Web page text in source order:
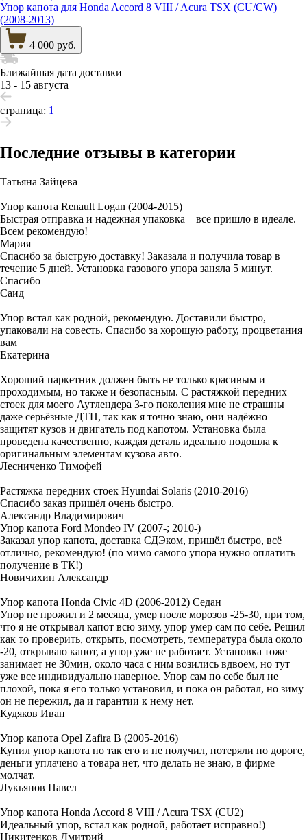
Упор капота для Honda Accord 8 VIII / Acura TSX (CU/CW)
(2008-2013)
4 000 руб.
Ближайшая дата доставки
13 - 15 августа
страница: 1
Последние отзывы в категории
Татьяна Зайцева
Упор капота Renault Logan (2004-2015)
Быстрая отправка и надежная упаковка – все пришло в идеале.
Всем рекомендую!
Мария
Спасибо за быструю доставку! Заказала и получила товар в
течение 5 дней. Установка газового упора заняла 5 минут.
Спасибо
Саид
Упор встал как родной, рекомендую. Доставили быстро,
упаковали на совесть. Спасибо за хорошую работу, процветания
вам
Екатерина
Хороший паркетник должен быть не только красивым и
проходимым, но также и безопасным. С растяжкой передних
стоек для моего Аутлендера 3-го поколения мне не страшны
даже серьёзные ДТП, так как я точно знаю, они надёжно
защитят кузов и двигатель под капотом. Установка была
проведена качественно, каждая деталь идеально подошла к
оригинальным элементам кузова авто.
Лесниченко Тимофей
Растяжка передних стоек Hyundai Solaris (2010-2016)
Спасибо заказ пришёл очень быстро.
Александр Владимирович
Упор капота Ford Mondeo IV (2007-; 2010-)
Заказал упор капота, доставка СДЭком, пришёл быстро, всё
отлично, рекомендую! (по мимо самого упора нужно оплатить
получение в ТК!)
Новичихин Александр
Упор капота Honda Civic 4D (2006-2012) Седан
Упор не прожил и 2 месяца, умер после морозов -25-30, при том,
что я не открывал капот всю зиму, упор умер сам по себе. Решил
как то проверить, открыть, посмотреть, температура была около
-20, открываю капот, а упор уже не работает. Установка тоже
занимает не 30мин, около часа с ним возились вдвоем, но тут
уже все индивидуально наверное. Упор сам по себе был не
плохой, пока я его только установил, и пока он работал, но зиму
он не пережил, да и гарантии к нему нет.
Кудяков Иван
Упор капота Opel Zafira B (2005-2016)
Купил упор капота но так его и не получил, потеряли по дороге,
деньги уплачено а товара нет, что делать не знаю, в фирме
молчат.
Лукьянов Павел
Упор капота Honda Accord 8 VIII / Acura TSX (CU2)
Идеальный упор, встал как родной, работает исправно!)
Никитенков Дмитрий